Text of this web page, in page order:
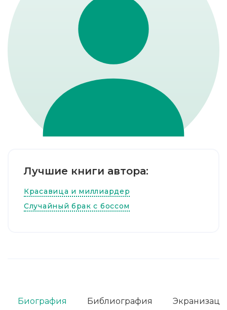
Лучшие книги автора:
Красавица и миллиардер
Случайный брак с боссом
Биография Библиография